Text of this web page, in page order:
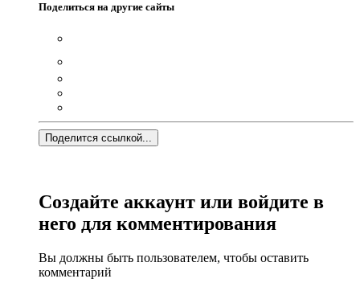
Поделиться на другие сайты
Поделится ссылкой...
Создайте аккаунт или войдите в
него для комментирования
Вы должны быть пользователем, чтобы оставить
комментарий